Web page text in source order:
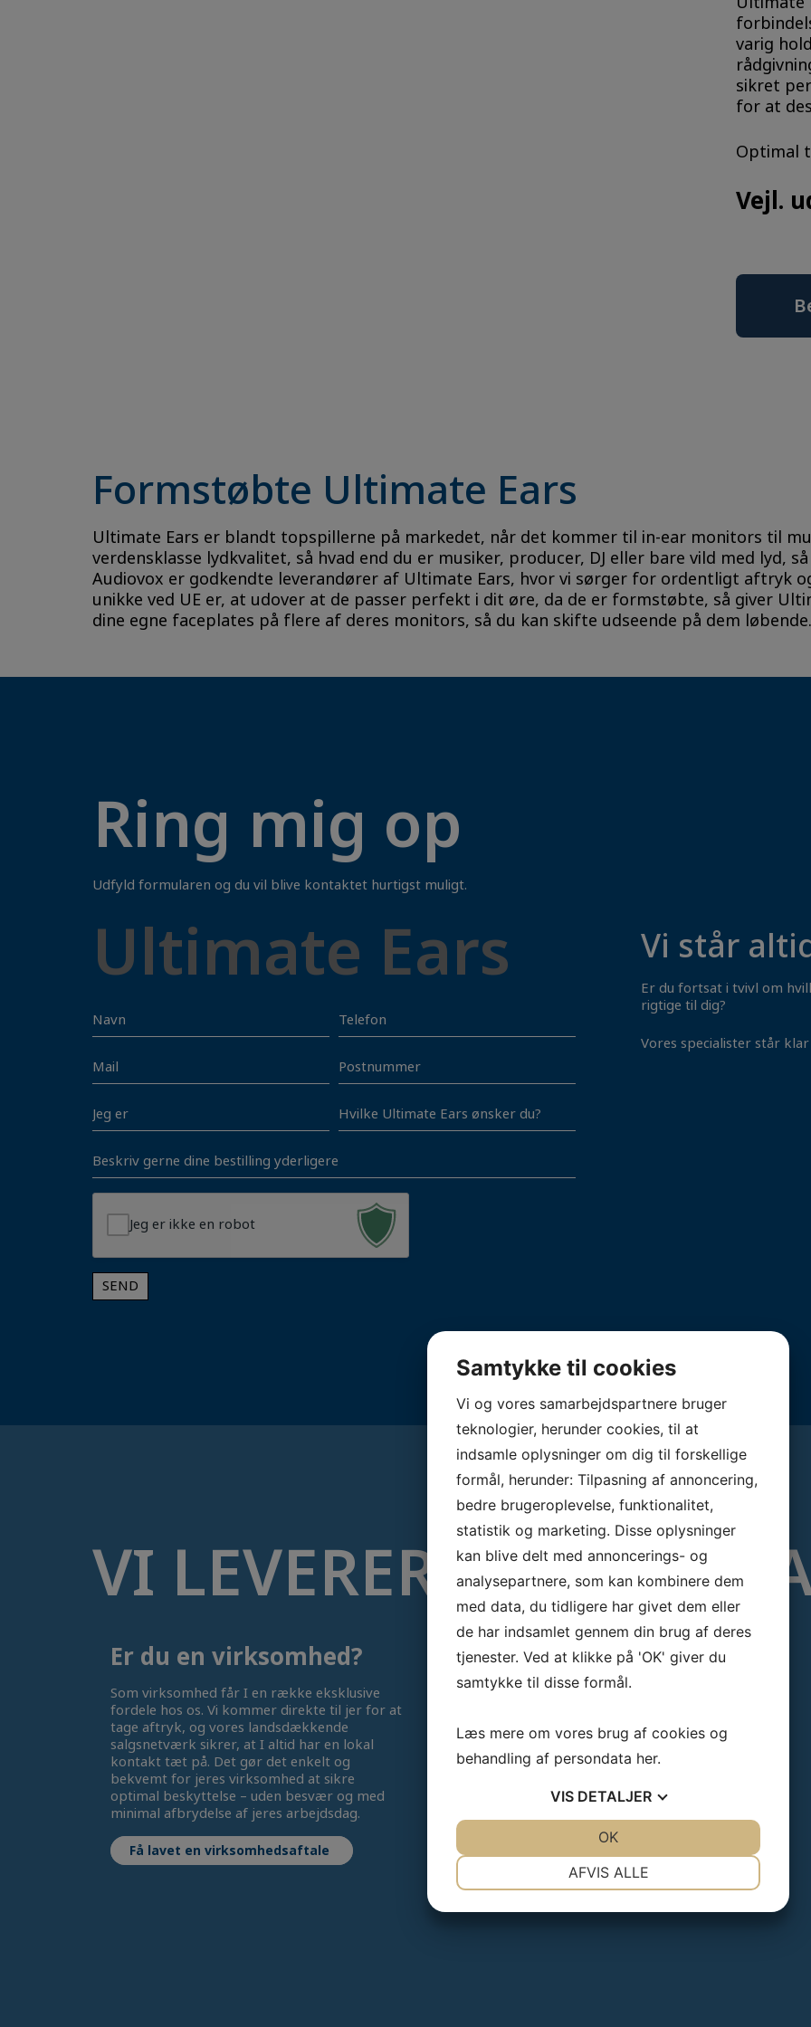
varig
sikret
for at
Optimal
Vejl.
Formstøbte Ultimate Ears
Ultimate Ears er blandt topspillerne på markedet, når det kommer til in-ear monitors til
verdensklasse lydkvalitet, så hvad end du er musiker, producer, DJ eller bare vild med lyd,
Audiovox er godkendte leverandører af Ultimate Ears, hvor vi sørger for ordentligt aftryk
unikke ved UE er, at udover at de passer perfekt i dit øre, da de er formstøbte, så giver
dine egne faceplates på flere af deres monitors, så du kan skifte udseende på dem løbende.
Ring mig op
Udfyld formularen og du vil blive kontaktet hurtigst muligt.
Ultimate Ears
Mail Unavngivet
Unavngivet Unavngivet
Jeg
er
Unavngivet
Unavngivet
Jeg er ikke en robot
SEND
Vi står
Er du fortsat i tvivl om
rigtige til dig?
Vores specialister står
VI LEVERER TIL HELE
Er du en virksomhed?
Som virksomhed får I en række eksklusive
fordele hos os. Vi kommer direkte til jer for at
tage aftryk, og vores landsdækkende
salgsnetværk sikrer, at I altid har en lokal
kontakt tæt på. Det gør det enkelt og
bekvemt for jeres virksomhed at sikre
optimal beskyttelse – uden besvær og med
minimal afbrydelse af jeres arbejdsdag.
Få lavet en virksomhedsaftale
Er du en privatperson?
Igennem vores forhandlernetværk kan du få
processen så enkel og bekvem som muligt,
har vi et bredt netværk af forhandlere fordelt
over hele landet. Dette betyder, at du ikke
ørepropper og nemt kan få den leveret.
Samtykke til cookies
Vi og vores samarbejdspartnere bruger
teknologier, herunder cookies, til at
indsamle oplysninger om dig til forskellige
formål, herunder: Tilpasning af annoncering,
bedre brugeroplevelse, funktionalitet,
statistik og marketing. Disse oplysninger
kan blive delt med annoncerings- og
analysepartnere, som kan kombinere dem
med data, du tidligere har givet dem eller
de har indsamlet gennem din brug af deres
tjenester. Ved at klikke på 'OK' giver du
samtykke til disse formål.
Læs mere om vores brug af cookies og
behandling af persondata her.
VIS DETALJER
AFVIS ALLE
OK